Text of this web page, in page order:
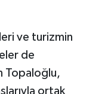
ve turizmin
de
Topaloğlu,
ortak